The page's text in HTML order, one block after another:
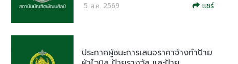
5 ส.ค. 2569 แชร์
ประกาศผู้ชนะการเสนอราคาจ้างทำป้าย